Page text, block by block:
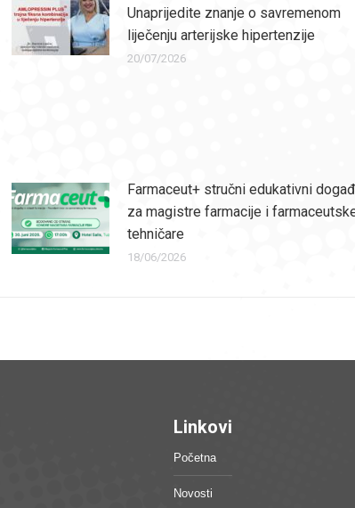
Unaprijedite znanje o savremenom
liječenju arterijske hipertenzije
20/07/2026
Farmaceut+ stručni edukativni
za magistre farmacije i
tehničare
18/06/2026
Linkovi
Početna
Novosti